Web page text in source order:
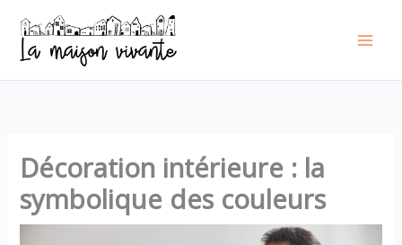
contenu
Décoration intérieure : la
symbolique des couleurs